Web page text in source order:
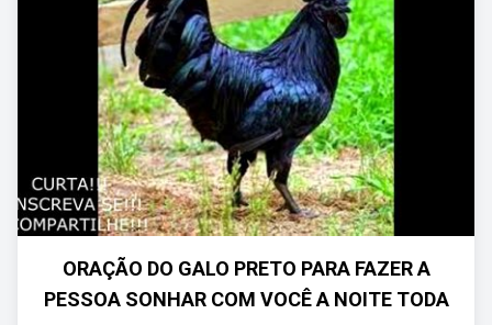
ORAÇÃO DO GALO PRETO PARA FAZER A
PESSOA SONHAR COM VOCÊ A NOITE TODA